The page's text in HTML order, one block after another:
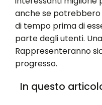
anche se
di tempo prima di
parte degli utenti.
Rappresenteranno
progresso.
In questo